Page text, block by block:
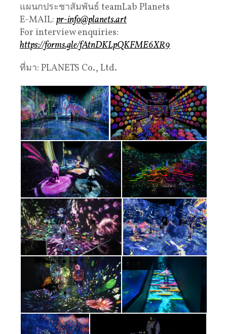
แผนกประชาสัมพันธ์ teamLab Planets
E-MAIL: pr-info@planets.art
For interview enquiries:
https://forms.gle/fAtnDKLpQKFME6XR9
ที่มา: PLANETS Co., Ltd.